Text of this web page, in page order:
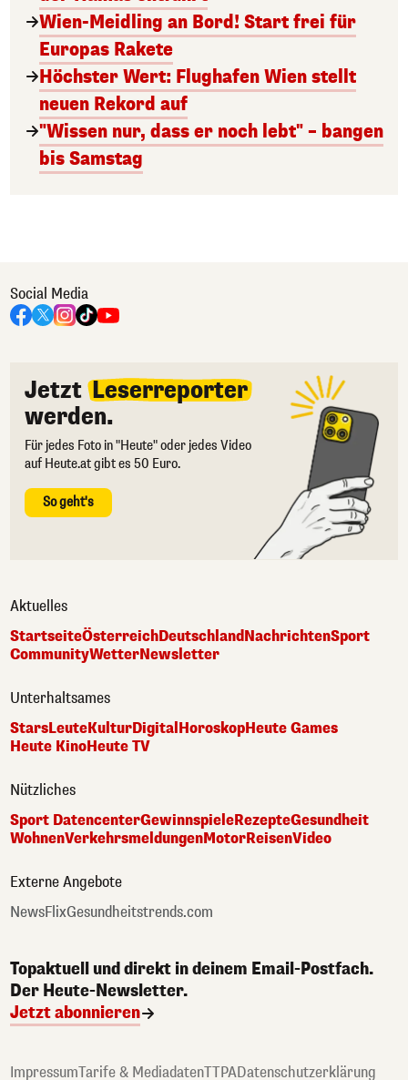
Wien-Meidling an Bord! Start frei für
Europas Rakete
Höchster Wert: Flughafen Wien stellt
neuen Rekord auf
"Wissen nur, dass er noch lebt" – bangen
bis Samstag
Social Media
Jetzt Leserreporter
werden.
Für jedes Foto in "Heute" oder jedes Video
auf Heute.at gibt es 50 Euro.
So geht's
Aktuelles
StartseiteÖsterreichDeutschlandNachrichtenSport
CommunityWetterNewsletter
Unterhaltsames
StarsLeuteKulturDigital HoroskopHeute Games
Heute KinoHeute TV
Nützliches
Sport DatencenterGewinnspieleRezepteGesundheit
WohnenVerkehrsmeldungenMotorReisenVideo
Externe Angebote
NewsFlixGesundheitstrends.com
Topaktuell und direkt in deinem Email-Postfach.
Der Heute-Newsletter.
Jetzt abonnieren
ImpressumTarife & MediadatenTTPADatenschutzerklärung